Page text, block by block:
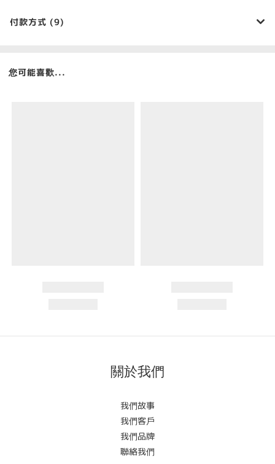
付款方式 (9)
您可能喜歡...
關於我們
我們故事
我們客戶
我們品牌
聯絡我們